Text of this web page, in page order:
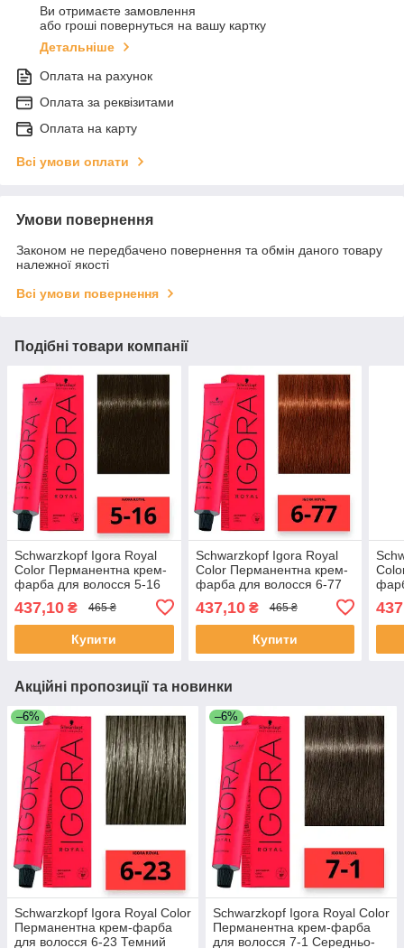
Ви отримаєте замовлення
або гроші повернуться на вашу картку
Детальніше
Оплата на рахунок
Оплата за реквізитами
Оплата на карту
Всі умови оплати
Умови повернення
Законом не передбачено повернення та обмін даного товару
належної якості
Всі умови повернення
Подібні товари компанії
Schwarzkopf Igora Royal
Color Перманентна крем-
фарба для волосся 5-16
сандре шоколадний 60 мл
437,10 ₴ 465 ₴
Купити
Schwarzkopf Igora Royal
Color Перманентна крем-
фарба для волосся 6-77
екстра 60 мл
437,10₴ 465 ₴
Купити
Акційні пропозиції та новинки
–6%
Schwarzkopf Igora Royal Color
Перманентна крем-фарба
для волосся 6-23 Темний
–6%
Schwarzkopf Igora Royal Color
Перманентна крем-фарба
для волосся 7-1 Середньо-